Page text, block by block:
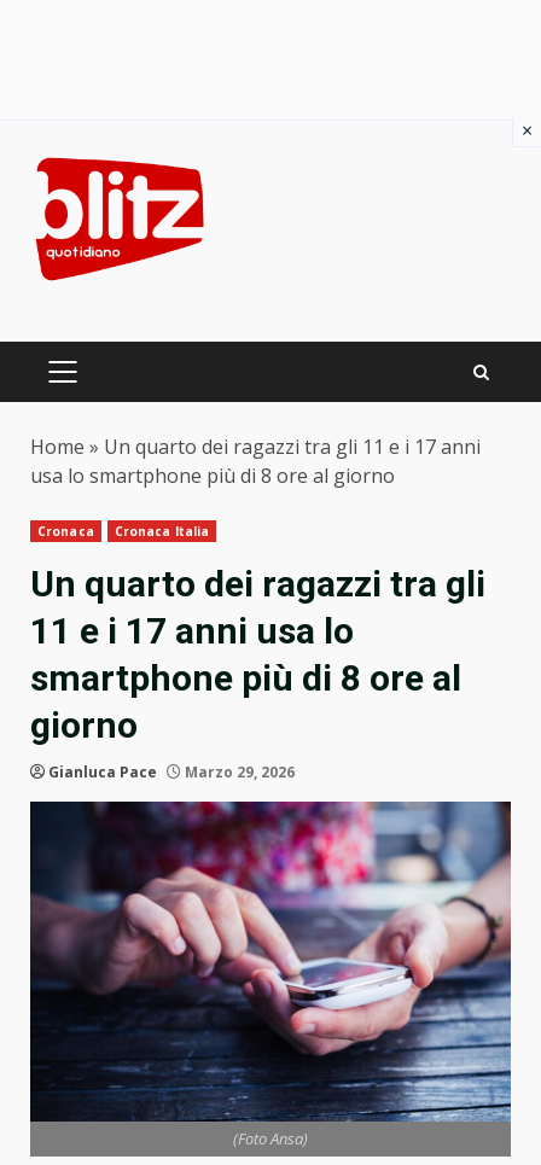
content
PRIMARY
Home » Un quarto dei ragazzi tra gli 11 e i 17 anni
usa lo smartphone più di 8 ore al giorno
Cronaca Cronaca Italia
Un quarto dei ragazzi tra gli
11 e i 17 anni usa lo
smartphone più di 8 ore al
giorno
Gianluca Pace Marzo 29, 2026
(Foto Ansa)
×